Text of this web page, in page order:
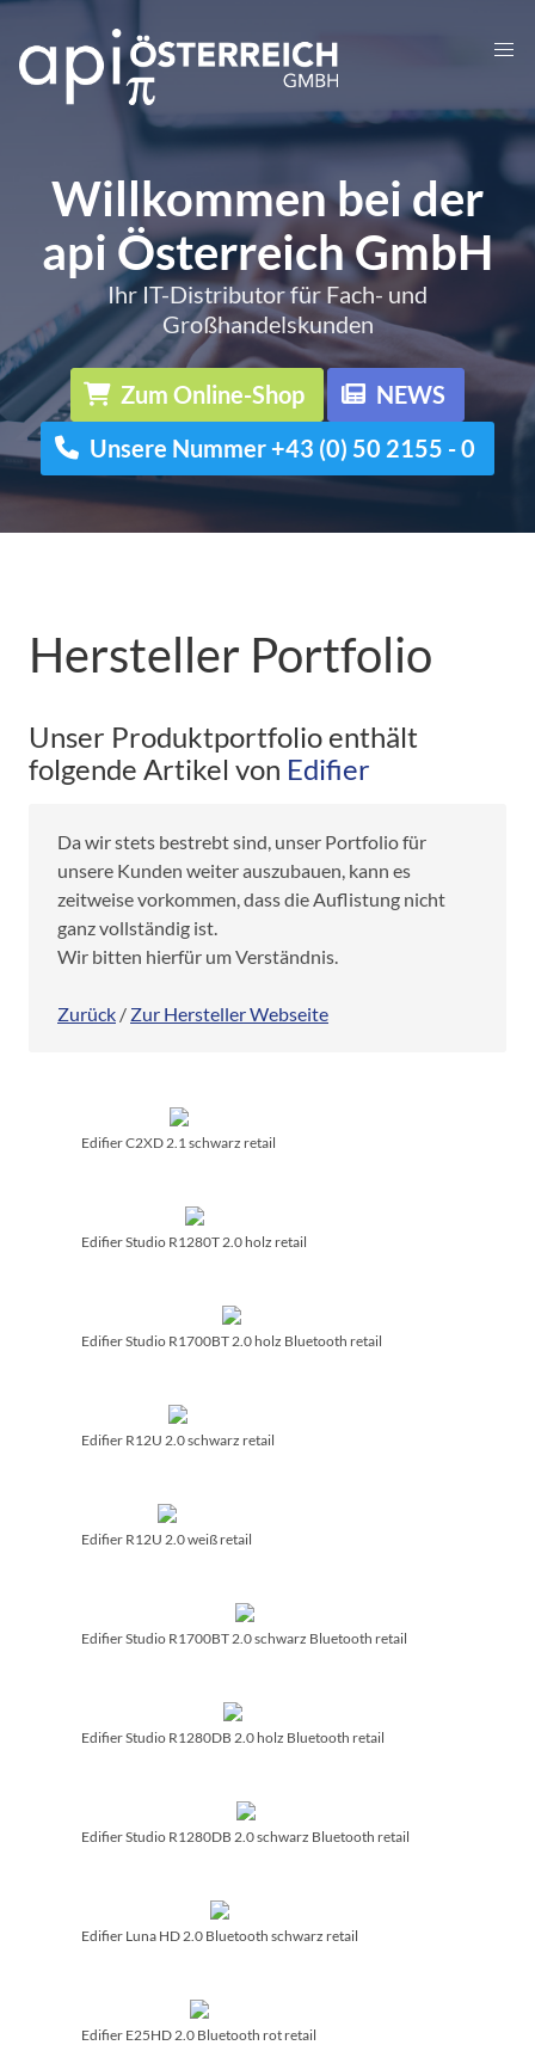
Willkommen bei der
api Österreich GmbH
Ihr IT-Distributor für Fach- und
Großhandelskunden
Zum Online-Shop
NEWS
Unsere Nummer +43 (0) 50 2155 - 0
Hersteller Portfolio
Unser Produktportfolio enthält
folgende Artikel von Edifier
Da wir stets bestrebt sind, unser Portfolio für
unsere Kunden weiter auszubauen, kann es
zeitweise vorkommen, dass die Auflistung nicht
ganz vollständig ist.
Wir bitten hierfür um Verständnis.
Zurück / Zur Hersteller Webseite
Edifier C2XD 2.1 schwarz retail
Edifier Studio R1280T 2.0 holz retail
Edifier Studio R1700BT 2.0 holz Bluetooth retail
Edifier R12U 2.0 schwarz retail
Edifier R12U 2.0 weiß retail
Edifier Studio R1700BT 2.0 schwarz Bluetooth retail
Edifier Studio R1280DB 2.0 holz Bluetooth retail
Edifier Studio R1280DB 2.0 schwarz Bluetooth retail
Edifier Luna HD 2.0 Bluetooth schwarz retail
Edifier E25HD 2.0 Bluetooth rot retail